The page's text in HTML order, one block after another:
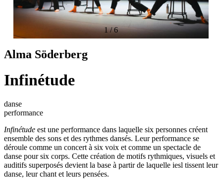
1/6
Alma Söderberg
Infinétude
danse
performance
Infinétude est une performance dans laquelle six personnes créent
ensemble des sons et des rythmes dansés. Leur performance se
déroule comme un concert à six voix et comme un spectacle de
danse pour six corps. Cette création de motifs rythmiques, visuels et
auditifs superposés devient la base à partir de laquelle iesl tissent leur
danse, leur chant et leurs pensées.